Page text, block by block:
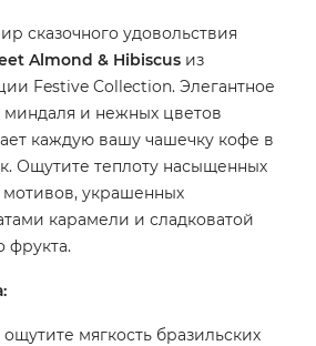
сказочного удовольствия
Almond & Hibiscus из
Festive Collection. Элегантное
миндаля и нежных цветов
каждую вашу чашечку кофе в
Ощутите теплоту насыщенных
украшенных
карамели и сладковатой
фрукта.
ощутите мягкость бразильских